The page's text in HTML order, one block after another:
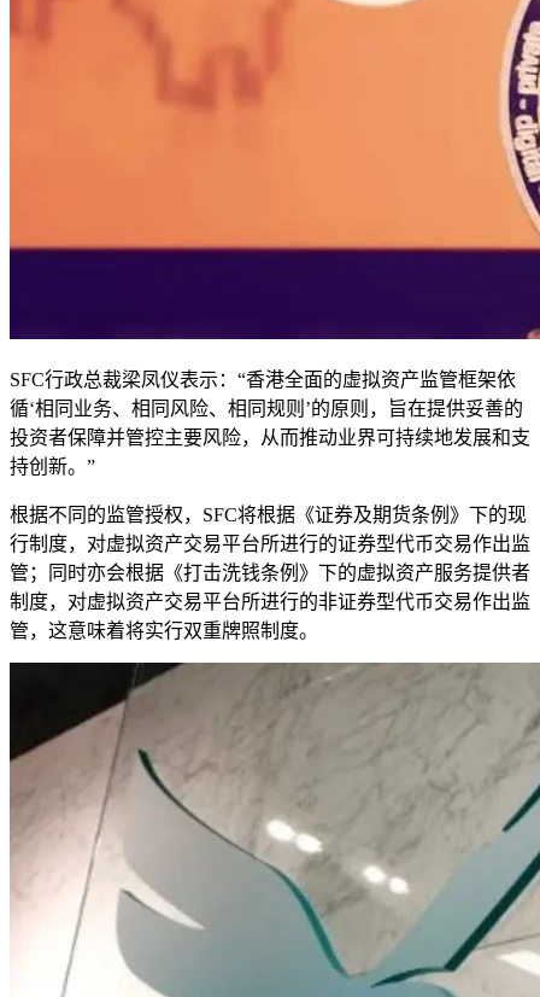
SFC行政总裁梁凤仪表示：“香港全面的虚拟资产监管框架依
循‘相同业务、相同风险、相同规则’的原则，旨在提供妥善的
投资者保障并管控主要风险，从而推动业界可持续地发展和支
持创新。”
根据不同的监管授权，SFC将根据《证券及期货条例》下的现
行制度，对虚拟资产交易平台所进行的证券型代币交易作出监
管；同时亦会根据《打击洗钱条例》下的虚拟资产服务提供者
制度，对虚拟资产交易平台所进行的非证券型代币交易作出监
管，这意味着将实行双重牌照制度。